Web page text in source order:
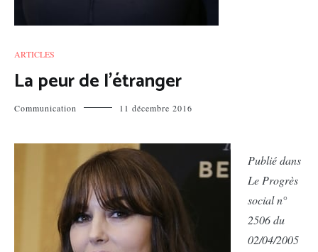
ARTICLES
La peur de l’étranger
Communication 11 décembre 2016
Publié dans
Le Progrès
social n°
2506 du
02/04/2005